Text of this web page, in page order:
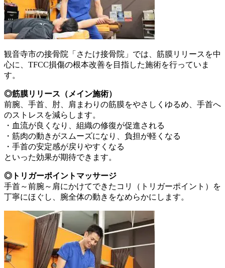
観音寺市の接骨院「さたけ接骨院」では、筋膜リリースを中
心に、TFCC損傷の根本改善を目指した施術を行っていま
す。
◎筋膜リリース（メイン施術）
前腕、手首、肘、肩まわりの筋膜をやさしくゆるめ、手首へ
のストレスを減らします。
・血流が良くなり、組織の修復が促進される
・筋肉の動きがスムーズになり、負担が軽くなる
・手首の安定感が戻りやすくなる
といった効果が期待できます。
◎トリガーポイントマッサージ
手首～前腕～肩にかけてできたコリ（トリガーポイント）を
丁寧にほぐし、腕全体の動きをなめらかにします。